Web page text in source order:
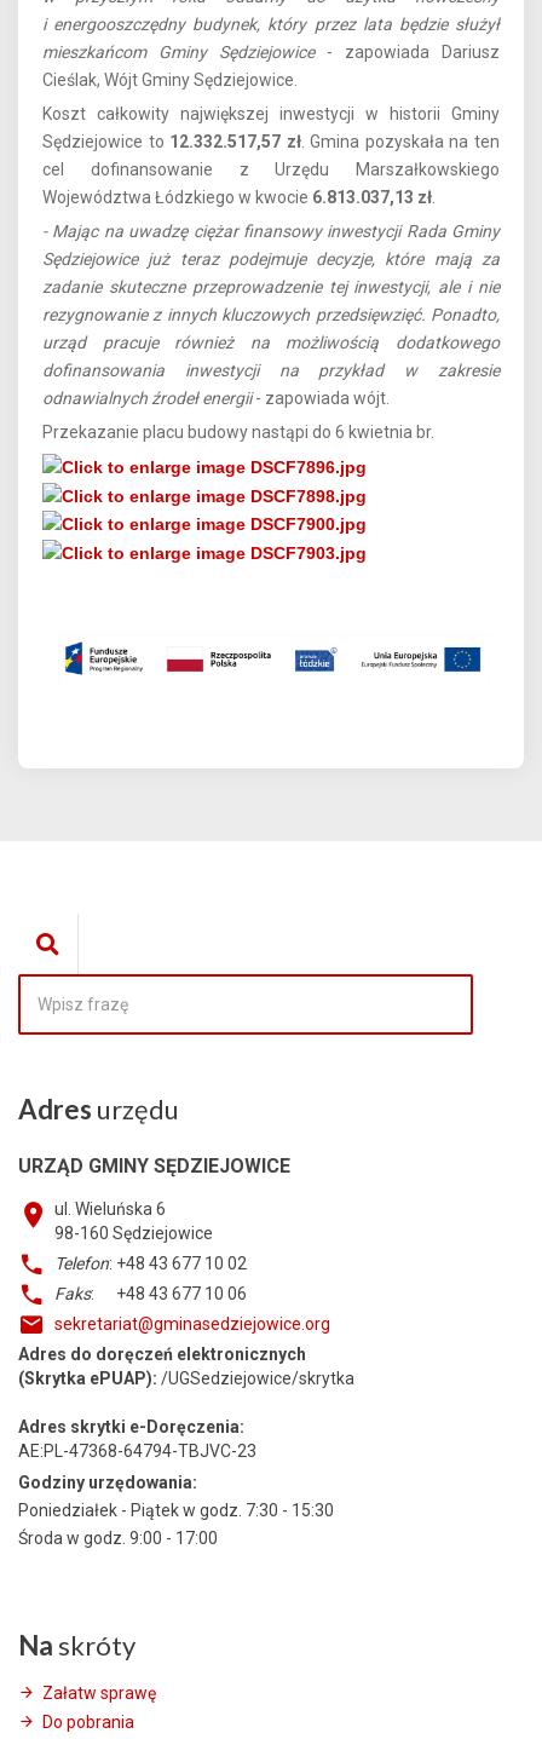
i energooszczędny budynek, który przez lata będzie służył
mieszkańcom Gminy Sędziejowice- zapowiada Dariusz
Cieślak, Wójt Gminy Sędziejowice.
Koszt całkowity największej inwestycji w historii Gminy
Sędziejowice to 12.332.517,57 zł. Gmina pozyskała na ten
cel dofinansowanie z Urzędu Marszałkowskiego
Województwa Łódzkiego w kwocie 6.813.037,13 zł
- Mając na uwadzę ciężar finansowy inwestycji Rada Gminy
Sędziejowice już teraz podejmuje decyzje, które mają za
zadanie skuteczne przeprowadzenie tej inwestycji, ale i nie
rezygnowanie z innych kluczowych przedsięwzięć. Ponadto,
urząd pracuje również na możliwością dodatkowego
dofinansowania inwestycji na przykład w zakresie
odnawialnych źrodeł energii- zapowiada wójt.
Przekazanie placu budowy nastąpi do 6 kwietnia br.
Adres urzędu
URZĄD GMINY SĘDZIEJOWICE
ul. Wieluńska 6
98-160 Sędziejowice
Telefon: +48 43 677 10 02
Faks: +48 43 677 10 06
sekretariat@gminasedziejowice.org
Adres do doręczeń elektronicznych
(Skrytka ePUAP): /UGSedziejowice/skrytka
Adres skrytki e-Doręczenia:
AE:PL-47368-64794-TBJVC-23
Godziny urzędowania:
Poniedziałek - Piątek w godz. 7:30 - 15:30
Środa w godz. 9:00 - 17:00
Na skróty
Załatw sprawę
Do pobrania